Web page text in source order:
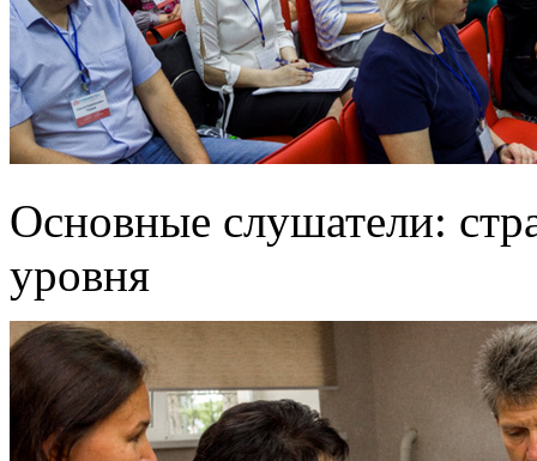
Основные слушатели:
уровня